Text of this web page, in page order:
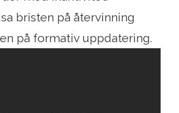
bristen på återvinning
på formativ uppdatering.